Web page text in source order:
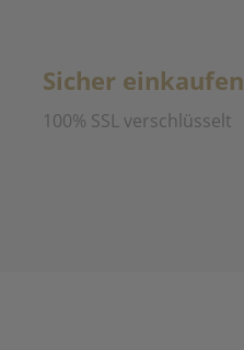
Sicher einkaufen
100% SSL verschlüsselt